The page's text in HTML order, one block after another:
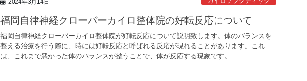
2024年3月14日
福岡自律神経クローバーカイロ整体院の好転反応について
福岡自律神経クローバーカイロ整体院が好転反応について説明致します。体のバランスを
整える治療を行う際に、時には好転反応と呼ばれる反応が現れることがあります。これ
は、これまで悪かった体のバランスが整うことで、体が反応する現象です。